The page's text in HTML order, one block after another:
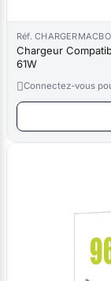
Réf.
Chargeur Compatible
61W
Connectez-vous